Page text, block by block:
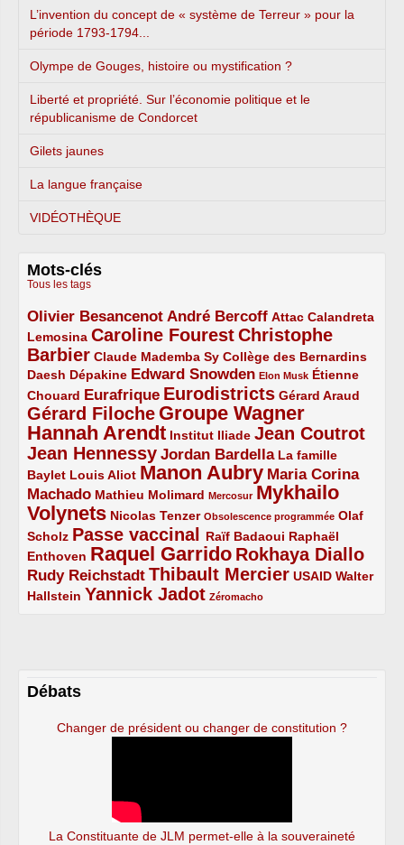
L’invention du concept de « système de Terreur » pour la
période 1793-1794...
Olympe de Gouges, histoire ou mystification ?
Liberté et propriété. Sur l’économie politique et le
républicanisme de Condorcet
Gilets jaunes
La langue française
VIDÉOTHÈQUE
Mots-clés
Tous les tags
Olivier Besancenot
3/5 André Bercoff
3/5 Attac
2/5
Calandreta
Lemosina
2/5 Caroline Fourest
4/5
Christophe
Barbier
4/5 Claude Mademba Sy
2/5 Collège des Bernardins
2/5
Daesh
2/5 Dépakine
2/5 Edward Snowden
3/5 Elon Musk
1/5
Étienne
Chouard
2/5 Eurafrique
3/5 Eurodistricts
4/5 Gérard Araud
2/5
Gérard Filoche
4/5 Groupe Wagner
5/5
Hannah Arendt
5/5 Institut Iliade
2/5 Jean Coutrot
4/5
Jean Hennessy
4/5 Jordan Bardella
3/5
La famille
Baylet
2/5 Louis Aliot
2/5 Manon Aubry
5/5
Maria Corina
Machado
3/5 Mathieu Molimard
2/5 Mercosur
1/5
Mykhailo
Volynets
5/5 Nicolas Tenzer
2/5 Obsolescence programmée
1/5
Olaf
Scholz
2/5 Passe vaccinal
4/5 Raïf Badaoui
2/5
Raphaël
Enthoven
2/5 Raquel Garrido
5/5 Rokhaya Diallo
4/5
Rudy Reichstadt
3/5 Thibault Mercier
4/5 USAID
2/5
Walter
Hallstein
2/5 Yannick Jadot
4/5 Zéromacho
1/5
Débats
Changer de président ou changer de constitution ?
La Constituante de JLM permet-elle à la souveraineté